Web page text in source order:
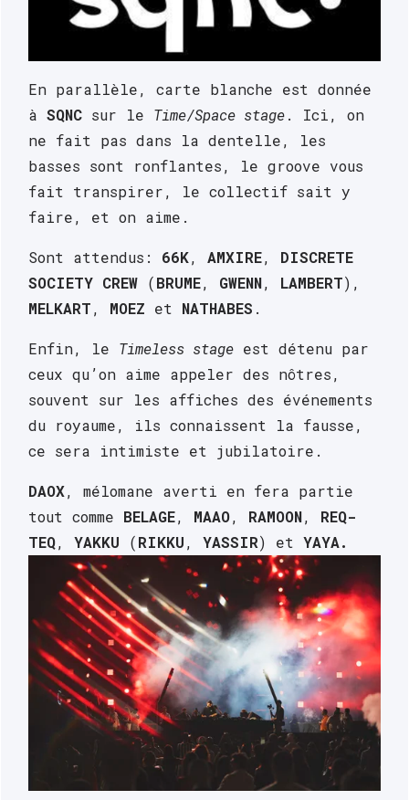
En parallèle, carte blanche est donnée
à SQNC sur le Time/Space stage. Ici, on
ne fait pas dans la dentelle, les
basses sont ronflantes, le groove vous
fait transpirer, le collectif sait y
faire, et on aime.
Sont attendus: 66K, AMXIRE, DISCRETE
SOCIETY CREW (BRUME, GWENN, LAMBERT
MELKART, MOEZ et NATHABES .
Enfin, le Timeless stage est détenu par
ceux qu’on aime appeler des nôtres,
souvent sur les affiches des événements
du royaume, ils connaissent la fausse,
ce sera intimiste et jubilatoire.
DAOX, mélomane averti en fera partie
tout comme BELAGE, MAAO, RAMOON, REQ-
TEQ, YAKKU (RIKKU, YASSIR) et YAYA.